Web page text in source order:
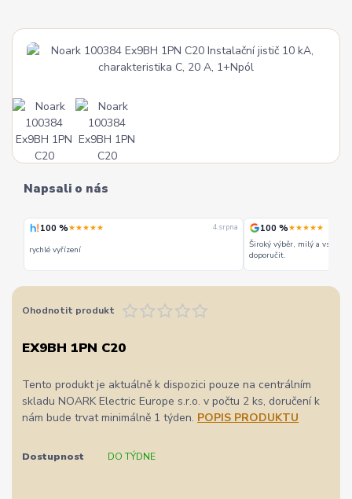
Napsali o nás
100 %★★★★★ 4. srpna
rychlé vyřízení
100 %★★★★★
Široký výběr, milý a
doporučit.
Ohodnotit produkt
EX9BH 1PN C20
Tento produkt je aktuálně k dispozici pouze na centrálním
skladu NOARK Electric Europe s.r.o. v počtu 2 ks, doručení k
nám bude trvat minimálně 1 týden. POPIS PRODUKTU
Dostupnost DO TÝDNE